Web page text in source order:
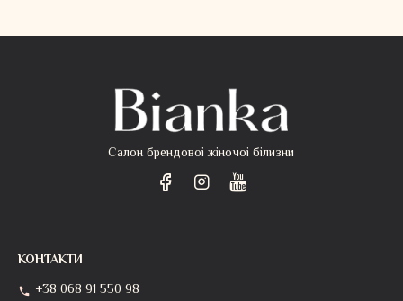
Салон брендовоі жіночоі білизни
КОНТАКТИ
+38 068 91 550 98